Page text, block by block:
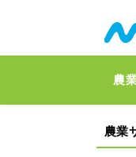
農
農業